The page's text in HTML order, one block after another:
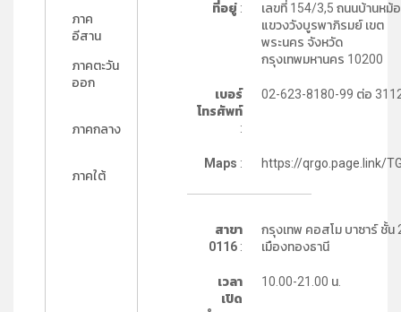
ภาค
อีสาน
ภาคตะวัน
ออก
ภาคกลาง
ภาคใต้
ที่อยู่:
เลขที่ 154/3,5 ถนนบ้านหม้อ
แขวงวังบูรพาภิรมย์ เขต
พระนคร จังหวัด
กรุงเทพมหานคร 10200
เบอร์
โทรศัพท์
:
02-623-8180-99 ต่อ
Maps : https://qrgo.page.link/
สาขา
0116:
กรุงเทพ คอสโม บาซาร์ ชั้น
เมืองทองธานี
เวลา
เปิด
10.00-21.00 น.